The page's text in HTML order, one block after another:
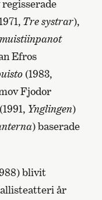
Tre systrar),
Efros
(1983,
Fjodor
Ynglingen)
) baserade
blivit
år